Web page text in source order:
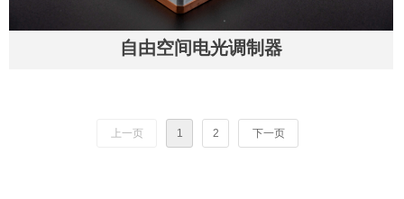
自由空间电光调制器
上一页 1 2 下一页